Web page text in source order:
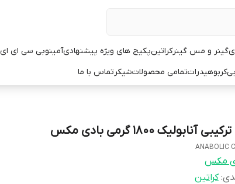
گینر و مس گینرکراتینپکیج های ویژه پیشنهادیآمینوبی سی ای ای
کربوهیدراتتمامی محصولاتشیکرتماس با ما
آنابولیک ۱۸۰۰ گرمی بادی مکس
ANABOLIC
مکس
:کراتین